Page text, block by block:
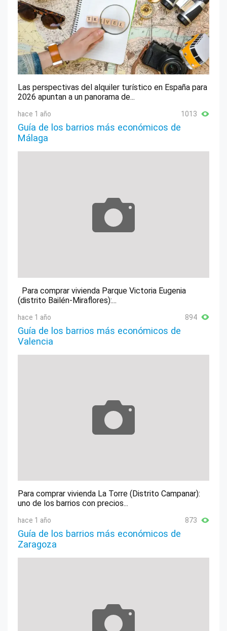
Las perspectivas del alquiler turístico en España para
2026 apuntan a un panorama de...
hace 1 año 1013
Guía de los barrios más económicos de
Málaga
Para comprar vivienda Parque Victoria Eugenia
(distrito Bailén-Miraflores):...
hace 1 año 894
Guía de los barrios más económicos de
Valencia
Para comprar vivienda La Torre (Distrito Campanar):
uno de los barrios con precios...
hace 1 año 873
Guía de los barrios más económicos de
Zaragoza